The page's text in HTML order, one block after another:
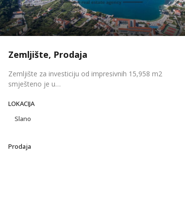
Zemljište, Prodaja
Zemljište za investiciju od impresivnih 15,958 m2
smješteno je u…
LOKACIJA
Slano
Prodaja